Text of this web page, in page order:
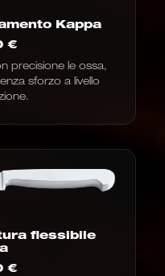
Kappa
€
precisione le ossa,
sforzo a livello
flessibile
€